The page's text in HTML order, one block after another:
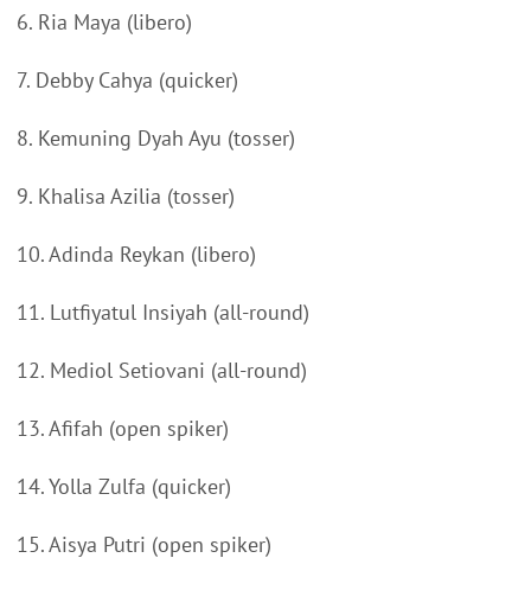
6. Ria Maya (libero)
7. Debby Cahya (quicker)
8. Kemuning Dyah Ayu (tosser)
9. Khalisa Azilia (tosser)
10. Adinda Reykan (libero)
11. Lutfiyatul Insiyah (all-round)
12. Mediol Setiovani (all-round)
13. Afifah (open spiker)
14. Yolla Zulfa (quicker)
15. Aisya Putri (open spiker)